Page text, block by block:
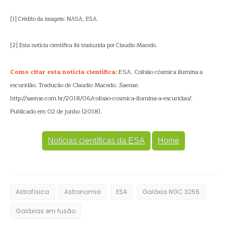
[1] Crédito da imagem: NASA, ESA.
[2] Esta notícia científica foi traduzida por Claudio Macedo.
Como citar esta notícia científica:ESA. Colisão cósmica ilumina a
escuridão. Tradução de Claudio Macedo. Saense.
http://saense.com.br/2018/06/colisao-cosmica-ilumina-a-escuridao/.
Publicado em 02 de junho (2018).
Notícias científicas da ESA Home
Astrofísica Astronomia ESA Galáxia NGC 3256
Galáxias em fusão